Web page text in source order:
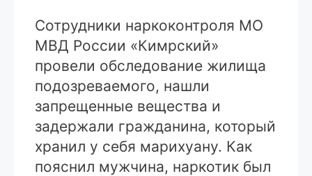
Сотрудники наркоконтроля МО
МВД России «Кимрский»
провели обследование жилища
подозреваемого, нашли
запрещенные вещества и
задержали гражданина, который
хранил у себя марихуану. Как
пояснил мужчина, наркотик был